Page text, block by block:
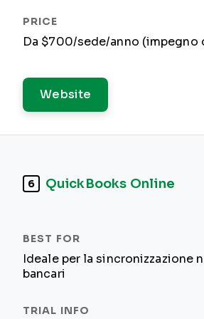
Da $700/sede/anno (impegno
Website
6 QuickBooks Online
Ideale per la sincronizzazione
bancari